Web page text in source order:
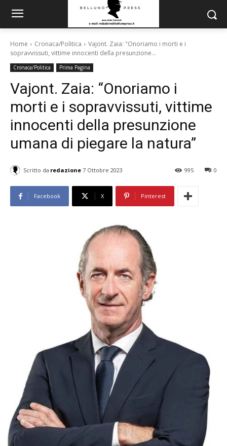
Home Cronaca/Politica
Vajont. Zaia: "Onoriamo i morti e i
sopravvissuti, vittime innocenti della presunzione...
Cronaca/Politica Prima Pagina
Vajont. Zaia: “Onoriamo i
morti e i sopravvissuti, vittime
innocenti della presunzione
umana di piegare la natura”
Scritto da redazione 7 Ottobre 2023 0
995
Facebook X Pinterest